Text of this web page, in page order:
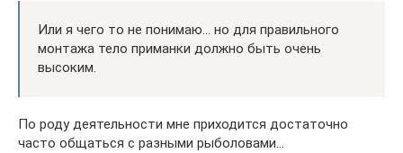
Или я чего то не понимаю… но для правильного
монтажа тело приманки должно быть очень
высоким.
По роду деятельности мне приходится достаточно
часто общаться с разными рыболовами…